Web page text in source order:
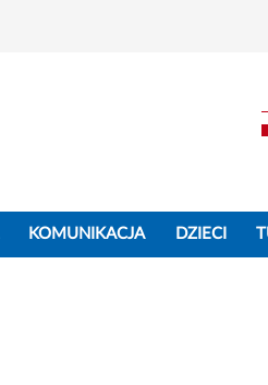
KOMUNIKACJA DZIECI